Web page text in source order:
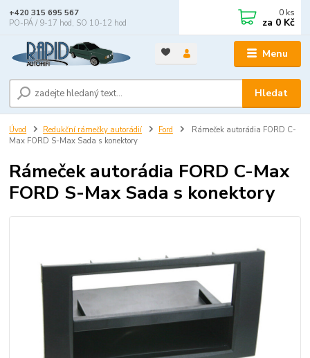
Menu
Hledat
+420 315 695 567
PO-PÁ / 9-17 hod, SO 10-12 hod
0 ks
za 0 Kč
Úvod Redukční rámečky autorádií Ford
Rámeček autorádia FORD C-
Max FORD S-Max Sada s konektory
Rámeček autorádia FORD C-Max
FORD S-Max Sada s konektory